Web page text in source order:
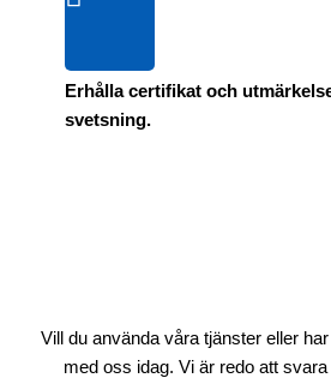
Erhålla certifikat och
svetsning.
Vill du använda våra tjänster eller
med oss idag. Vi är redo att